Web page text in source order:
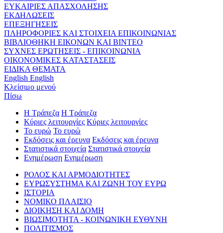
ΕΥΚΑΙΡΙΕΣ ΑΠΑΣΧΟΛΗΣΗΣ
ΕΚΔΗΛΩΣΕΙΣ
ΕΠΕΞΗΓΗΣΕΙΣ
ΠΛΗΡΟΦΟΡΙΕΣ ΚΑΙ ΣΤΟΙΧΕΙΑ ΕΠΙΚΟΙΝΩΝΙΑΣ
ΒΙΒΛΙΟΘΗΚΗ ΕΙΚΟΝΩΝ ΚΑΙ ΒΙΝΤΕΟ
ΣΥΧΝΕΣ ΕΡΩΤΗΣΕΙΣ - ΕΠΙΚΟΙΝΩΝΙΑ
ΟΙΚΟΝΟΜΙΚΕΣ ΚΑΤΑΣΤΑΣΕΙΣ
ΕΙΔΙΚΑ ΘΕΜΑΤΑ
English English
Κλείσιμο μενού
Πίσω
Η Τράπεζα Η Τράπεζα
Κύριες λειτουργίες Κύριες λειτουργίες
Το ευρώ Το ευρώ
Εκδόσεις και έρευνα Εκδόσεις και έρευνα
Στατιστικά στοιχεία Στατιστικά στοιχεία
Ενημέρωση Ενημέρωση
ΡΟΛΟΣ ΚΑΙ ΑΡΜΟΔΙΟΤΗΤΕΣ
ΕΥΡΩΣΥΣΤΗΜΑ ΚΑΙ ΖΩΝΗ ΤΟΥ ΕΥΡΩ
ΙΣΤΟΡΙΑ
ΝΟΜΙΚΟ ΠΛΑΙΣΙΟ
ΔΙΟΙΚΗΣΗ ΚΑΙ ΔΟΜΗ
ΒΙΩΣΙΜΟΤΗΤΑ - ΚΟΙΝΩΝΙΚΗ ΕΥΘΥΝΗ
ΠΟΛΙΤΙΣΜΟΣ